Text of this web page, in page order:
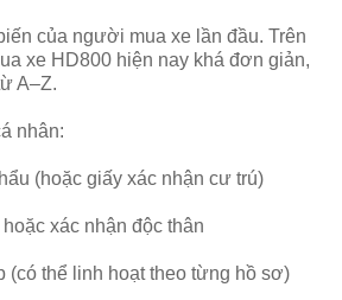
của người mua xe lần đầu. Trên
xe HD800 hiện nay khá đơn giản,
A–Z.
nhân:
(hoặc giấy xác nhận cư trú)
xác nhận độc thân
(có thể linh hoạt theo từng hồ sơ)